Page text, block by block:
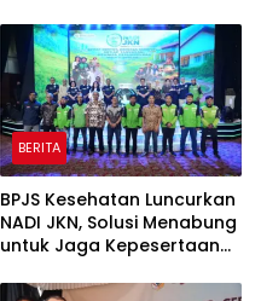
BERITA
BPJS Kesehatan Luncurkan
NADI JKN, Solusi Menabung
untuk Jaga Kepesertaan